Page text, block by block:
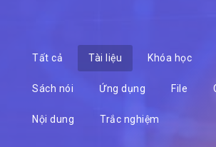
Tất cả Tài liệu Khóa học
Sách nói Ứng dụng File
Nội dung Trắc nghiệm